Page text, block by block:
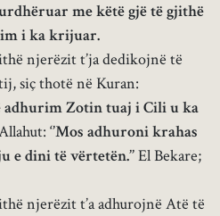
me këtë gjë të gjithë
i ka krijuar.
njerëzit t’ja dedikojnë të
siç thotë në Kuran:
adhurim Zotin tuaj i Cili u ka
‘’Mos adhuroni krahas
e dini të vërtetën.’’El Bekare;
njerëzit t’a adhurojnë Atë të